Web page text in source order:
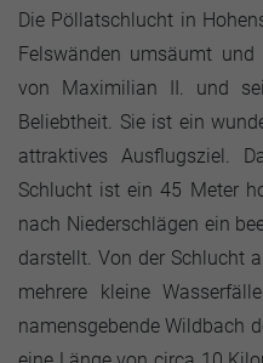
Die Pöllatschlucht in
Felswänden umsäumt
von Maximilian II. und
Beliebtheit. Sie ist ein
attraktives Ausflugsziel.
Schlucht ist ein 45 Meter
nach Niederschlägen ein
darstellt. Von der Schlucht
mehrere kleine
namensgebende Wildbach